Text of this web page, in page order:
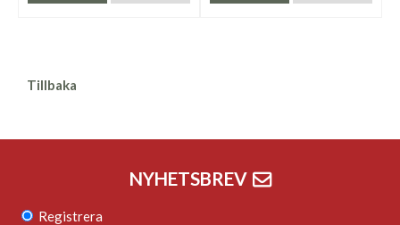
Tillbaka
NYHETSBREV
Registrera